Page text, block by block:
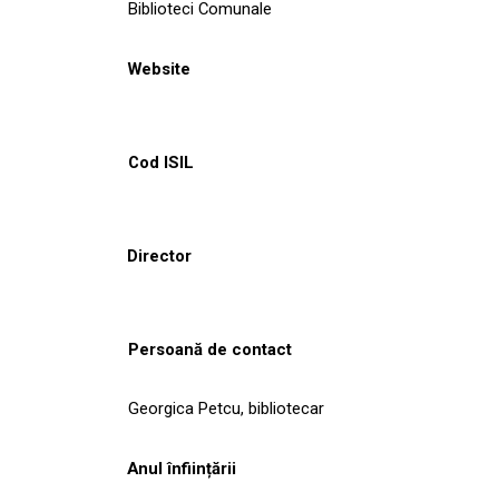
Biblioteci Comunale
Website
Cod ISIL
Director
Persoană de contact
Georgica Petcu, bibliotecar
Anul înființării